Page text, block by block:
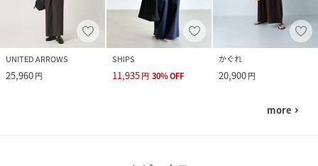
UNITED ARROWS
25,960円
SHIPS
11,935円 30%OFF
かぐれ
20,900円
more navigate_next